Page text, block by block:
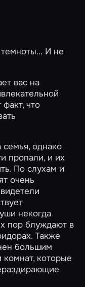
И не
вас на
что
однако
пропали, и их
По слухам и
очень
некогда
пор блуждают в
Также
большим
которые